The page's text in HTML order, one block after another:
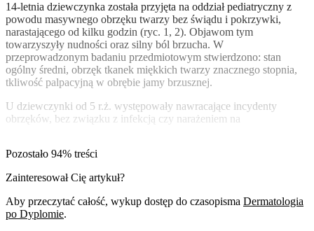
14-letnia dziewczynka została przyjęta na oddział pediatryczny z
powodu masywnego obrzęku twarzy bez świądu i pokrzywki,
narastającego od kilku godzin (ryc. 1, 2). Objawom tym
towarzyszyły nudności oraz silny ból brzucha. W
przeprowadzonym badaniu przedmiotowym stwierdzono: stan
ogólny średni, obrzęk tkanek miękkich twarzy znacznego stopnia,
tkliwość palpacyjną w obrębie jamy brzusznej.
U dziewczynki od 5 r.ż. występowały nawracające incydenty
obrzęków, bez związku z infekcją czy narażeniem na
Pozostało 94% treści
Zainteresował Cię artykuł?
Aby przeczytać całość, wykup dostęp do czasopisma Dermatologia
po Dyplomie.